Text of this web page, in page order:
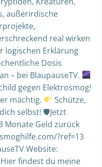
außerirdische
real wirken
logischen Erklärung
Dosis
– bei BlaupauseTV.
gegen Elektrosmog!
mächtig.
Schütze,
selbst! 🛡Jetzt
Monate Geld zurück
?ref=13
Website:
Hier findest du meine